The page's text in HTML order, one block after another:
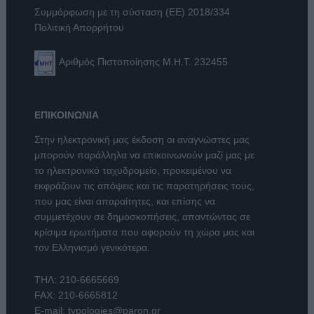
Συμμόρφωση με τη σύσταση (ΕΕ) 2018/334
Πολιτική Απορρήτου
Αριθμός Πιστοποίησης Μ.Η.Τ. 232455
ΕΠΙΚΟΙΝΩΝΙΑ
Στην ηλεκτρονική μας έκδοση οι αναγνώστες μας
μπορούν παράλληλα να επικοινωνούν μαζί μας με
το ηλεκτρονικό ταχυδρομείο, προκειμένου να
εκφράζουν τις απόψεις και τις παρατηρήσεις τους,
που μας είναι απαραίτητες, και επίσης να
συμμετέχουν σε δημοσκοπήσεις, απαντώντας σε
κρίσιμα ερωτήματα που αφορούν τη χώρα μας και
τον Ελληνισμό γενικότερα.
ΤΗΛ: 210-6665669
FAX: 210-6665812
E-mail: typologies@paron.gr